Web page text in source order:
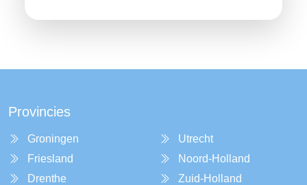
Provincies
Groningen
Friesland
Drenthe
Utrecht
Noord-Holland
Zuid-Holland